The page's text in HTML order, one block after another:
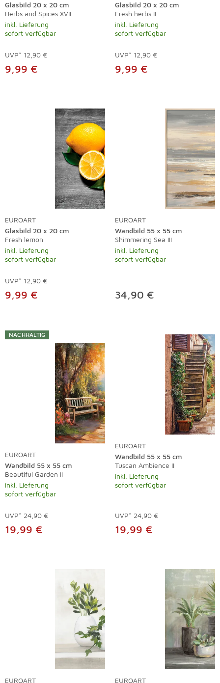
Glasbild 20 x 20 cm
Herbs and Spices XVII
inkl. Lieferung
sofort verfügbar
UVP* 12,90 €
9,99 €
Glasbild 20 x 20 cm
Fresh herbs II
inkl. Lieferung
sofort verfügbar
UVP* 12,90 €
9,99 €
EUROART
Glasbild 20 x 20 cm
Fresh lemon
inkl. Lieferung
sofort verfügbar
UVP* 12,90 €
9,99 €
EUROART
Wandbild 55 x 55 cm
Shimmering Sea III
inkl. Lieferung
sofort verfügbar
34,90 €
NACHHALTIG
EUROART
Wandbild 55 x 55 cm
Beautiful Garden II
inkl. Lieferung
sofort verfügbar
UVP* 24,90 €
19,99 €
EUROART
Wandbild 55 x 55 cm
Tuscan Ambience II
inkl. Lieferung
sofort verfügbar
UVP* 24,90 €
19,99 €
EUROART EUROART